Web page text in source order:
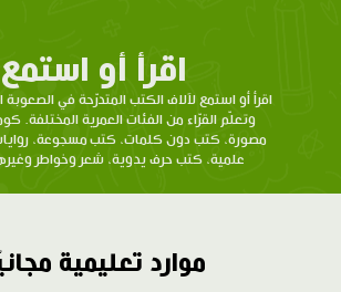
اقرأ أو استمع
اقرأ أو استمع لآلاف الكتب المتدرّحة في
وتعلّم القرّاء من الفئات العمرية المختلفة.
مصورة، كتب دون كلمات، كتب مسجوعة،
علمية، كتب حرف يدوية، شعر وخواطر
موارد تعليمية